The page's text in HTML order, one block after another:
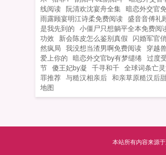
兄弟，是零和还是共
还是取而代之？三个
人逐鹿天庭编辑大大
大如初恋。如能签约
霸把重机枪走私到天
线阅读 阮清欢沈宴舟全集 暗恋外交官
雨露顾宴明江诗柔免费阅读 盛音音傅礼
是我先到的 小僵尸只想躺平全本免费阅
功效 新会陈皮怎么鉴别真假 闪婚军官
然疯局 我没想当渣男啊免费阅读 穿越
爱上你的 暗恋外交官by有梦缱绻 过度
节 傻王妃by凝 千寻和千 全球词条亡
罪推荐 与糙汉相亲后 和亲草原糙汉后
地图
本站所有内容来源